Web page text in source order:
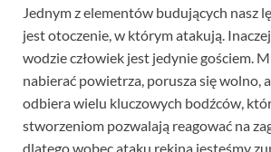
Jednym z elementów budujących nasz
jest otoczenie, w którym atakują.
wodzie człowiek jest jedynie gościem.
nabierać powietrza, porusza się wolno,
odbiera wielu kluczowych bodźców,
stworzeniom pozwalają reagować na
dlatego wobec ataku rekina jesteśmy